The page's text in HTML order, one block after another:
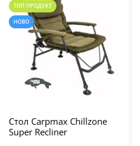
ТОП ПРОДУКТ
НОВО
Стол Carpmax Chillzone
Super Recliner